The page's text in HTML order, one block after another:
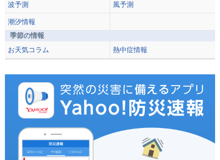
波予測
風予測
潮汐情報
季節の情報
お天気コラム
熱中症情報